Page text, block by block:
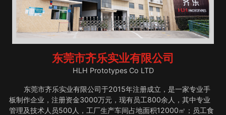
东莞市齐乐实业有限公司
HLH Prototypes Co LTD
东莞市齐乐实业有限公司于2015年注册成立，是一家专业手
板制作企业，注册资金3000万元，现有员工800余人，其中专业
管理及技术人员500人，工厂生产车间占地面积12000㎡；员工食